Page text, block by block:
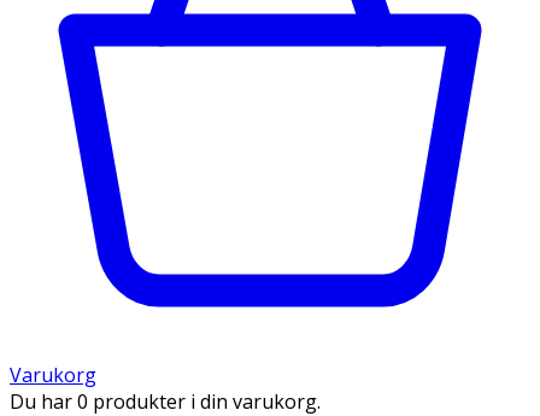
Varukorg
Du har 0 produkter i din varukorg.